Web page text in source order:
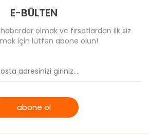
E-BÜLTEN
olmak ve fırsatlardan ilk siz
için lütfen abone olun!
abone ol